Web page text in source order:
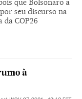
que Bolsonaro a
seu discurso na
da COP26
à